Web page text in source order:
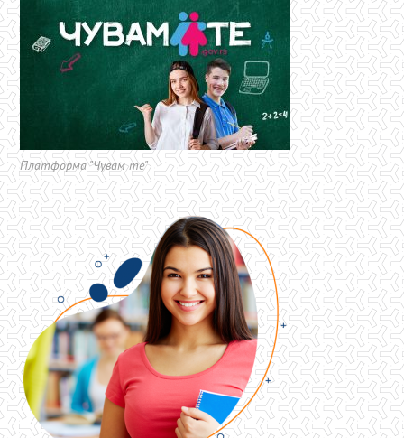
Платформа "Чувам те"